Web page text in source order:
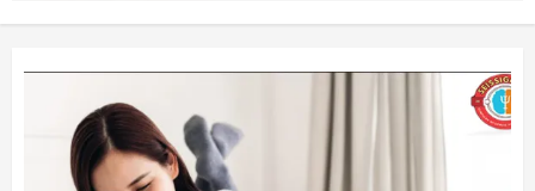
Hubungan Toksik: Cara Mengenali dan
Mengatasinya Secara Psikologis